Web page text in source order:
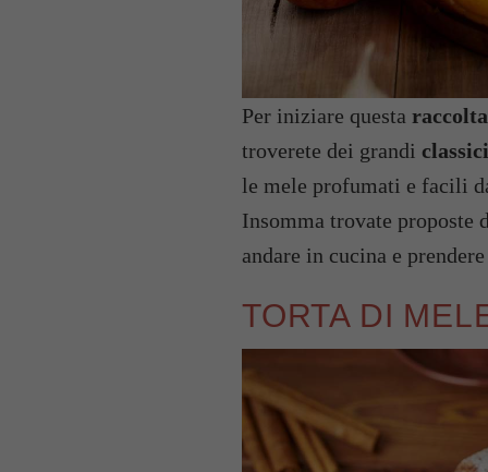
Per iniziare questa
troverete dei grandi
le mele profumati e facili
Insomma trovate proposte
andare in cucina e
TORTA DI